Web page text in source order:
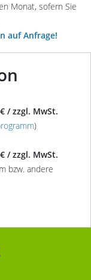
Monat, sofern Sie
auf Anfrage!
/ zzgl. MwSt.
)
/ zzgl. MwSt.
bzw. andere